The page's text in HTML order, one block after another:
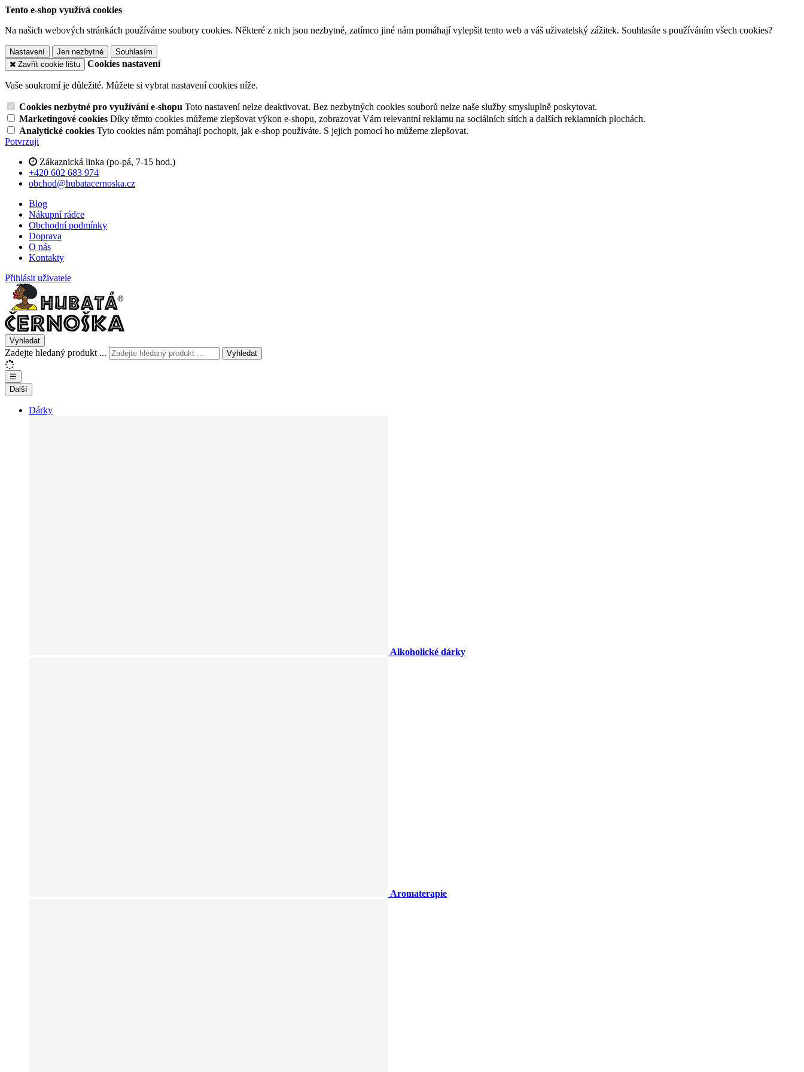
Tento e-shop využívá cookies
Na našich webových stránkách používáme soubory cookies. Některé z nich jsou nezbytné, zatímco jiné nám pomáhají vylepšit tento web a váš uživatelský zážitek. Souhlasíte s používáním všech cookies?
Nastavení Jen nezbytné
Souhlasím
Zavřít cookie lištu
Cookies nastavení
Vaše soukromí je důležité. Můžete si vybrat nastavení cookies níže.
Cookies nezbytné pro využívání e-shopu Toto nastavení nelze deaktivovat. Bez nezbytných cookies souborů nelze naše služby smysluplně poskytovat.
Marketingové cookies Díky těmto cookies můžeme zlepšovat výkon e-shopu, zobrazovat Vám relevantní reklamu na sociálních sítích a dalších reklamních plochách.
Analytické cookies Tyto cookies nám pomáhají pochopit, jak e-shop používáte. S jejich pomocí ho můžeme zlepšovat.
Potvrzuji
Zákaznická linka (po-pá, 7-15 hod.)
+420 602 683 974
obchod@hubatacernoska.cz
Blog
Nákupní rádce
Obchodní podmínky
Doprava
O nás
Kontakty
Přihlásit uživatele
Vyhledat
Zadejte hledaný produkt ... Vyhledat
☰
Další
Dárky
Alkoholické dárky
Aromaterapie